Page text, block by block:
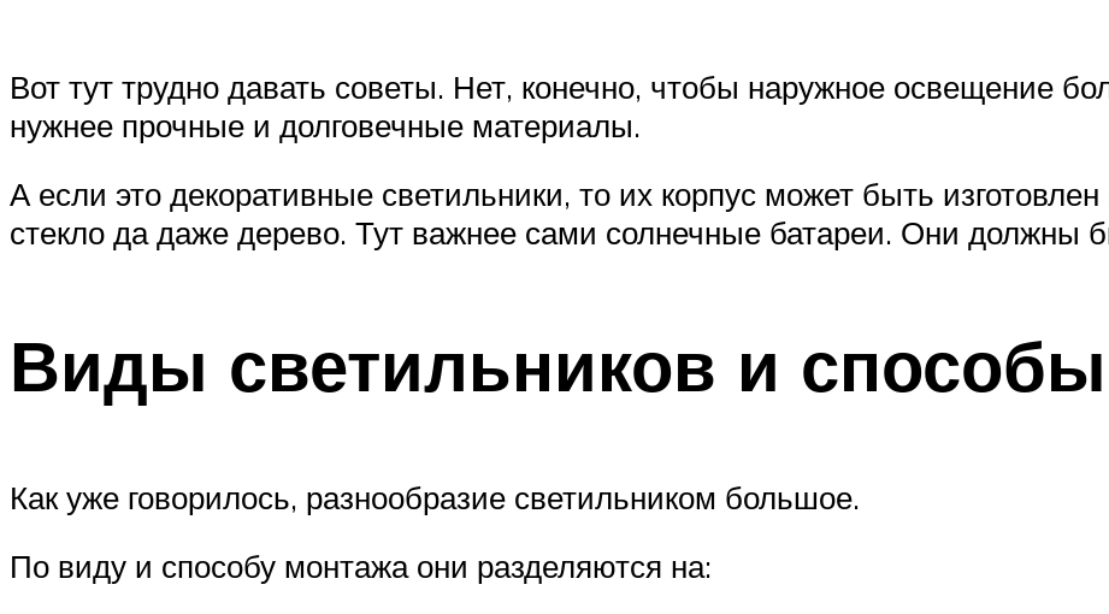
Вот тут трудно давать советы. Нет, конечно, чтобы наружное освещение
нужнее прочные и долговечные материалы.
А если это декоративные светильники, то их корпус может быть
стекло да даже дерево. Тут важнее сами солнечные батареи. Они должны
Виды светильников и способы
Как уже говорилось, разнообразие светильником большое.
По виду и способу монтажа они разделяются на: